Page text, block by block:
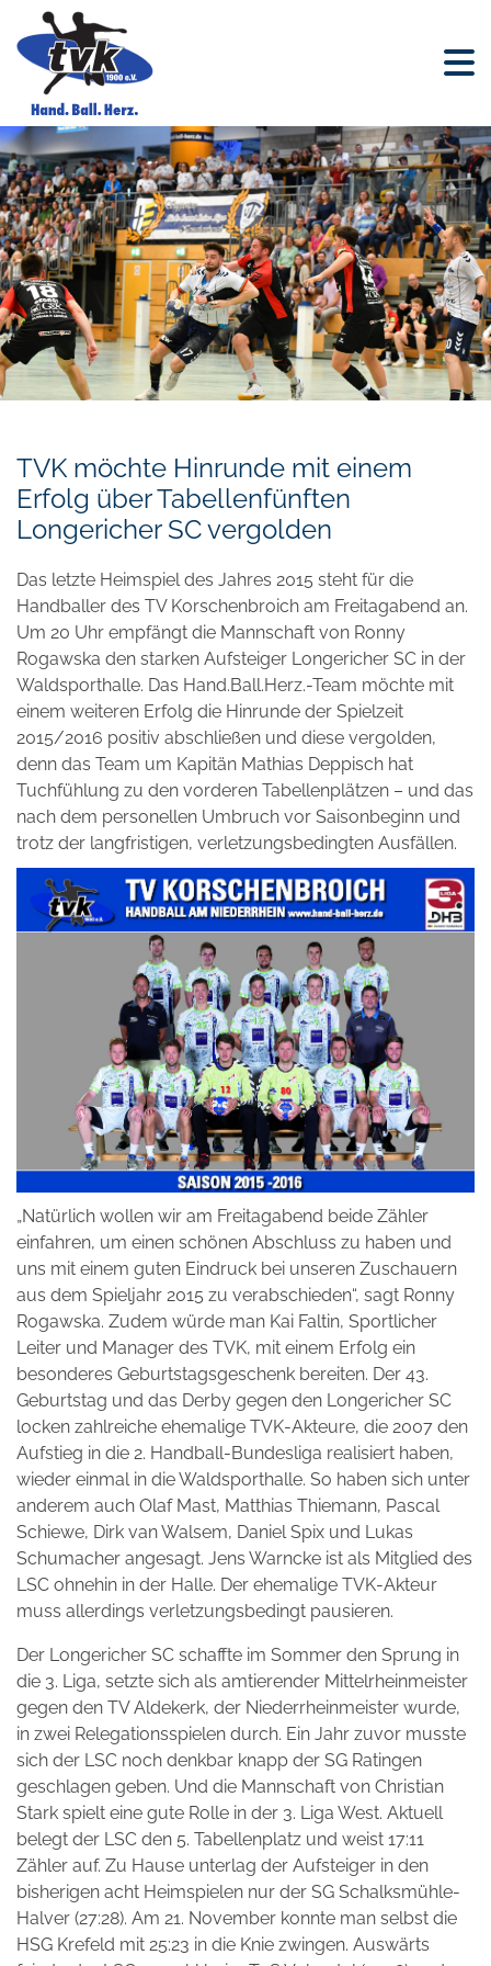
TVK möchte Hinrunde mit einem
Erfolg über Tabellenfünften
Longericher SC vergolden
Das letzte Heimspiel des Jahres 2015 steht für die
Handballer des TV Korschenbroich am Freitagabend an.
Um 20 Uhr empfängt die Mannschaft von Ronny
Rogawska den starken Aufsteiger Longericher SC in der
Waldsporthalle. Das Hand.Ball.Herz.-Team möchte mit
einem weiteren Erfolg die Hinrunde der Spielzeit
2015/2016 positiv abschließen und diese vergolden,
denn das Team um Kapitän Mathias Deppisch hat
Tuchfühlung zu den vorderen Tabellenplätzen – und das
nach dem personellen Umbruch vor Saisonbeginn und
trotz der langfristigen, verletzungsbedingten Ausfällen.
„Natürlich wollen wir am Freitagabend beide Zähler
einfahren, um einen schönen Abschluss zu haben und
uns mit einem guten Eindruck bei unseren Zuschauern
aus dem Spieljahr 2015 zu verabschieden“, sagt Ronny
Rogawska. Zudem würde man Kai Faltin, Sportlicher
Leiter und Manager des TVK, mit einem Erfolg ein
besonderes Geburtstagsgeschenk bereiten. Der 43.
Geburtstag und das Derby gegen den Longericher SC
locken zahlreiche ehemalige TVK-Akteure, die 2007 den
Aufstieg in die 2. Handball-Bundesliga realisiert haben,
wieder einmal in die Waldsporthalle. So haben sich unter
anderem auch Olaf Mast, Matthias Thiemann, Pascal
Schiewe, Dirk van Walsem, Daniel Spix und Lukas
Schumacher angesagt. Jens Warncke ist als Mitglied des
LSC ohnehin in der Halle. Der ehemalige TVK-Akteur
muss allerdings verletzungsbedingt pausieren.
Der Longericher SC schaffte im Sommer den Sprung in
die 3. Liga, setzte sich als amtierender Mittelrheinmeister
gegen den TV Aldekerk, der Niederrheinmeister wurde,
in zwei Relegationsspielen durch. Ein Jahr zuvor musste
sich der LSC noch denkbar knapp der SG Ratingen
geschlagen geben. Und die Mannschaft von Christian
Stark spielt eine gute Rolle in der 3. Liga West. Aktuell
belegt der LSC den 5. Tabellenplatz und weist 17:11
Zähler auf. Zu Hause unterlag der Aufsteiger in den
bisherigen acht Heimspielen nur der SG Schalksmühle-
Halver (27:28). Am 21. November konnte man selbst die
HSG Krefeld mit 25:23 in die Knie zwingen. Auswärts